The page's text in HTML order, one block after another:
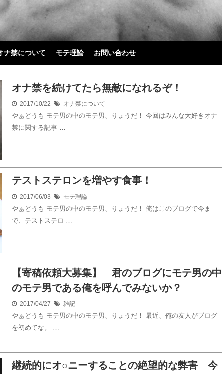
ナ禁について モテ理論 お問い合わせ
オナ禁を続けてたら無敵になれるぞ！
2017/10/22 オナ禁について
やぁどうも モテ男の中のモテ男、りょうだ！ 今回はみんな大好きオナ
禁に関する記事 …
テストステロンを増やす食事！
2017/06/03 モテ理論
やぁどうも モテ男の中のモテ男、りょうだ！ 俺はこのブログで今ま
で、テストステロ …
【寄稿依頼大募集】 君のブログにモテ男の中
のモテ男である俺を呼んでみないか？
2017/04/27 雑記
やぁどうも モテ男の中のモテ男、りょうだ！ 最近、俺の友人がブログ
を初めてな。 …
継続的にオ○ニーすることの絶望的な弊害 今